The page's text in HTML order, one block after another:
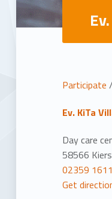
L
o
c
a
Participate /
Ev. KiTa
Day care
58566
02359 1611
Get